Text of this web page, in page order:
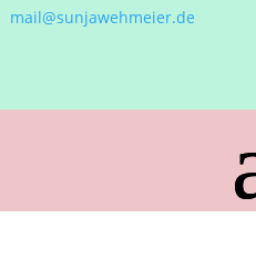
mail@sunjawehmeier.de